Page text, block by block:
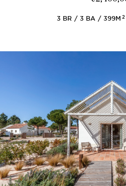
3 BR 3 BA 399M2